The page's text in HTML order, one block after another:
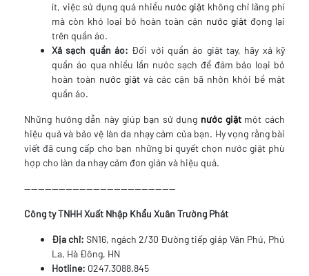
ít, việc sử dụng quá nhiều nước giặt không chỉ lãng phí
mà còn khó loại bỏ hoàn toàn cặn nước giặt đọng lại
trên quần áo.
Xả sạch quần áo: Đối với quần áo giặt tay, hãy xả kỹ
quần áo qua nhiều lần nước sạch để đảm bảo loại bỏ
hoàn toàn nước giặt và các cặn bã nhờn khỏi bề mặt
quần áo.
Những hướng dẫn này giúp bạn sử dụng nước giặtmột cách
hiệu quả và bảo vệ làn da nhạy cảm của bạn. Hy vọng rằng bài
viết đã cung cấp cho bạn những bí quyết chọn nước giặt phù
hợp cho làn da nhạy cảm đơn giản và hiệu quả.
--------------------------------------------
Công ty TNHH Xuất Nhập Khẩu Xuân Trường Phát
Địa chỉ: SN16, ngách 2/30 Đường tiếp giáp Văn Phú, Phú
La, Hà Đông, HN
Hotline: 0247.3088.845